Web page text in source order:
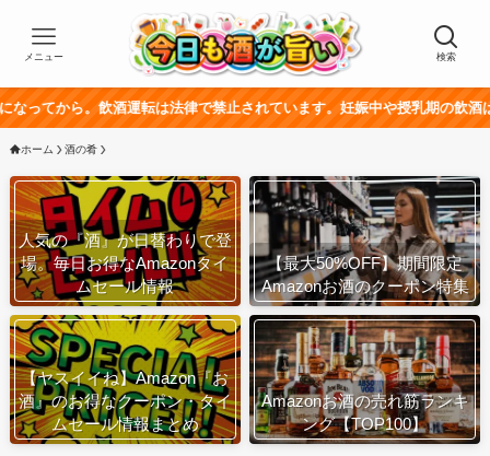
検索
メニュー
運転は法律で禁止されています。妊娠中や授乳期の飲酒は、胎児・乳幼児
ホーム 酒の肴
人気の『酒』が日替わりで登
場。毎日お得なAmazonタイ
ムセール情報
【最大50%OFF】期間限定
Amazonお酒のクーポン特集
【ヤスイイね】Amazon『お
酒』のお得なクーポン・タイ
ムセール情報まとめ
Amazonお酒の売れ筋ランキ
ング【TOP100】